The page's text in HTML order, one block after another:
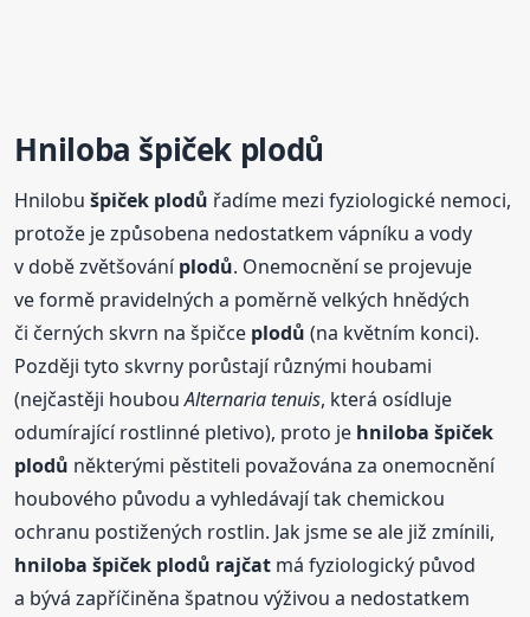
Hniloba špiček plodů
Hnilobušpiček plodů řadíme mezi fyziologické nemoci,
protože je způsobena nedostatkem vápníku a vody
v době zvětšováníplodů. Onemocnění se projevuje
ve formě pravidelných a poměrně velkých hnědých
či černých skvrn na špičce plodů (na květním konci).
Později tyto skvrny porůstají různými houbami
(nejčastěji houbouAlternaria tenuis, která osídluje
odumírající rostlinné pletivo), proto je hniloba špiček
plodů některými pěstiteli považována za onemocnění
houbového původu a vyhledávají tak chemickou
ochranu postižených rostlin. Jak jsme se ale již zmínili,
hniloba špiček plodů rajčat má fyziologický původ
a bývá zapříčiněna špatnou výživou a nedostatkem